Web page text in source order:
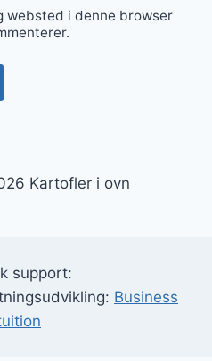
websted i denne browser
Kartofler i ovn
support:
Business